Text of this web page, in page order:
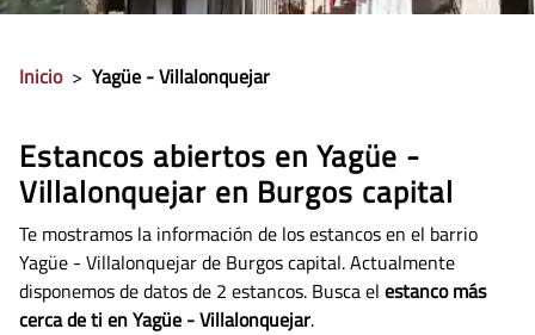
Inicio > Yagüe - Villalonquejar
Estancos abiertos en Yagüe -
Villalonquejar en Burgos capital
Te mostramos la información de los estancos en el barrio
Yagüe - Villalonquejar de Burgos capital. Actualmente
disponemos de datos de 2 estancos. Busca el estanco más
cerca de ti en Yagüe - Villalonquejar.